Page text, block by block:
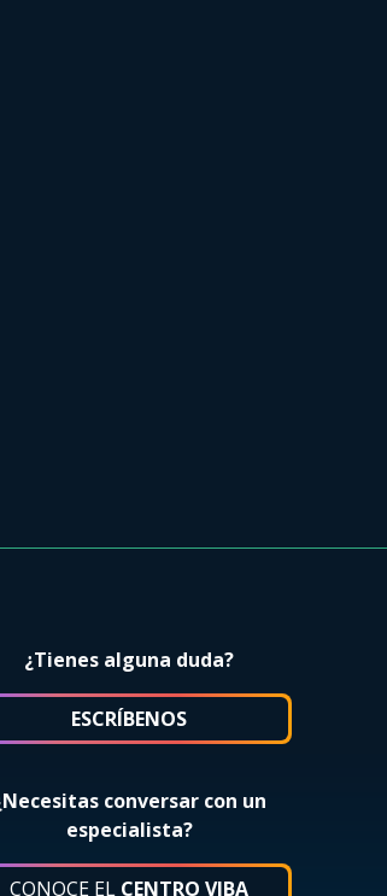
¿Tienes alguna duda?
ESCRÍBENOS
conversar con un
especialista?
CONOCE EL CENTRO VIBA